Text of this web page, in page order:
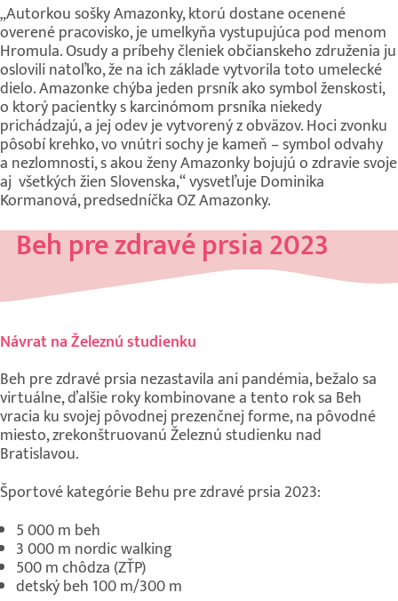
„Autorkou sošky Amazonky, ktorú dostane ocenené
overené pracovisko, je umelkyňa vystupujúca pod menom
Hromula. Osudy a príbehy členiek občianskeho združenia ju
oslovili natoľko, že na ich základe vytvorila toto umelecké
dielo. Amazonke chýba jeden prsník ako symbol ženskosti,
o ktorý pacientky s karcinómom prsníka niekedy
prichádzajú, a jej odev je vytvorený z obväzov. Hoci zvonku
pôsobí krehko, vo vnútri sochy je kameň – symbol odvahy
a nezlomnosti, s akou ženy Amazonky bojujú o zdravie svoje
aj všetkých žien Slovenska,“ vysvetľuje Dominika
Kormanová, predsedníčka OZ Amazonky.
Beh pre zdravé prsia 2023
Návrat na Železnú studienku
Beh pre zdravé prsia nezastavila ani pandémia, bežalo sa
virtuálne, ďalšie roky kombinovane a tento rok sa Beh
vracia ku svojej pôvodnej prezenčnej forme, na pôvodné
miesto, zrekonštruovanú Železnú studienku nad
Bratislavou.
Športové kategórie Behu pre zdravé prsia 2023:
5 000 m beh
3 000 m nordic walking
500 m chôdza (ZŤP)
detský beh 100 m/300 m